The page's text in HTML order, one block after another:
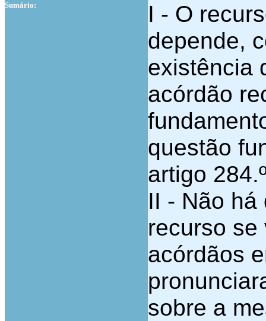
Sumário:
I - O
depende,
existência
acórdão
questão
artigo
II - Não há
recurso se
acórdãos
sobre a